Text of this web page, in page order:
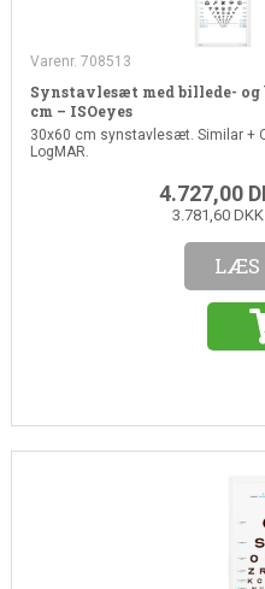
Varenr. 708513
Synstavlesæt med billede-
cm – ISOeyes
30x60 cm synstavlesæt. Similar +
LogMAR.
4.727,00
3.781,60
LÆS